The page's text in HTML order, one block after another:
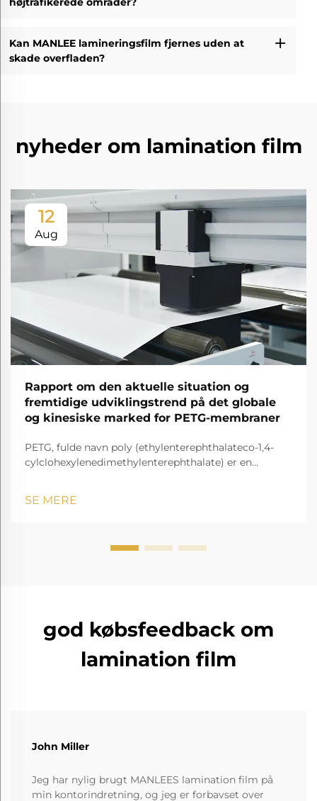
Kan MANLEE lamineringsfilm fjernes uden at
skade overfladen?
nyheder om lamination film
12
Aug
Rapport om den aktuelle situation og
fremtidige udviklingstrend på det globale
og kinesiske marked for PETG-membraner
PETG, fulde navn poly (ethylenterephthalateco-1,4-
cylclohexylenedimethylenterephthalate) er en
SE MERE
god købsfeedback om
lamination film
John Miller
Jeg har nylig brugt MANLEES lamination film på
min kontorindretning, og jeg er forbavset over